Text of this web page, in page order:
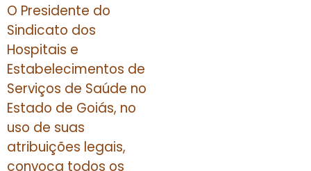
O Presidente do
Sindicato dos
Hospitais e
Estabelecimentos de
Serviços de Saúde no
Estado de Goiás, no
uso de suas
atribuições legais,
convoca todos os